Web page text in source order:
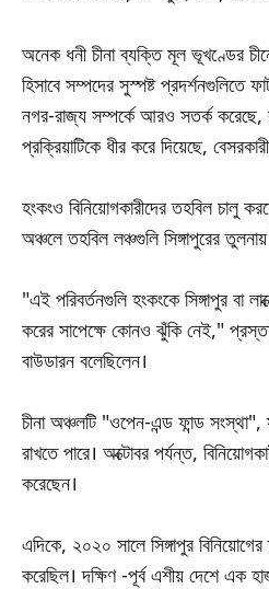
অনেক ধনী চীনা ব্যক্তি মূল ভূখণ্ডের
হিসাবে সম্পদের সুস্পষ্ট প্রদর্শনগুলিতে
নগর-রাজ্য সম্পর্কে আরও সতর্ক করেছে,
প্রক্রিয়াটিকে ধীর করে দিয়েছে,
হংকংও বিনিয়োগকারীদের তহবিল চালু
অঞ্চলে তহবিল লঞ্চগুলি সিঙ্গাপুরের
"এই পরিবর্তনগুলি হংকংকে সিঙ্গাপুর বা
করের সাপেক্ষে কোনও ঝুঁকি নেই,"
বাউডারন বলেছিলেন।
চীনা অঞ্চলটি "ওপেন-এন্ড ফান্ড
রাখতে পারে। অক্টোবর পর্যন্ত,
করেছেন।
এদিকে, ২০২০ সালে সিঙ্গাপুর
করেছিল। দক্ষিণ -পূর্ব এশীয় দেশে এক